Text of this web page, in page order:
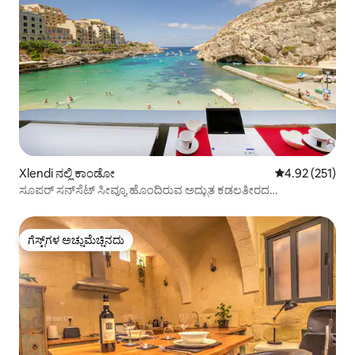
Xlendi ನಲ್ಲಿ ಕಾಂಡೋ 5 ರಲ್ಲಿ 4.92
4.92 (251)
ಸೂಪರ್ ಸನ್‌ಸೆಟ್ ಸೀವ್ಯೂ ಹೊಂದಿರುವ ಅದ್ಭುತ ಕಡಲತೀರದ
ಗೆಸ್ಟ್‌ಗಳ ಅಚ್ಚುಮೆಚ್ಚಿನದು
ಗೆಸ್ಟ್‌ಗಳ ಅಚ್ಚುಮೆಚ್ಚಿನದು